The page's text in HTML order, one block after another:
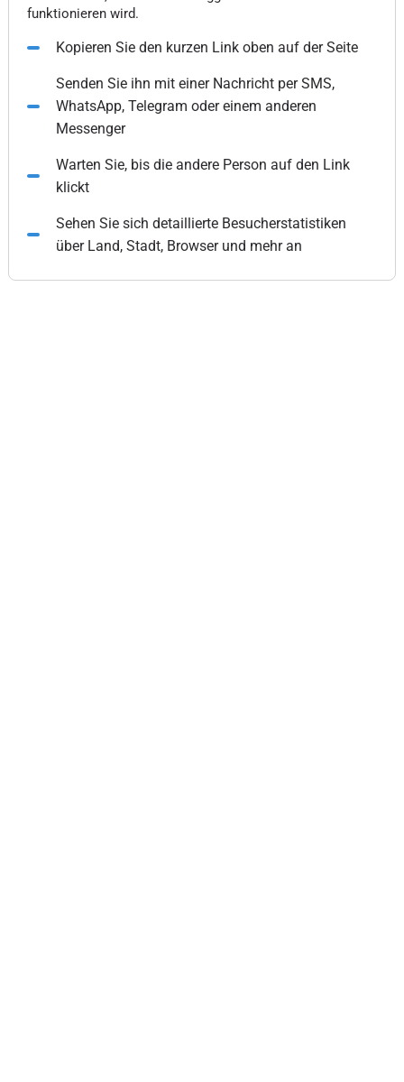
funktionieren wird.
Kopieren Sie den kurzen Link oben auf der Seite
Senden Sie ihn mit einer Nachricht per SMS,
WhatsApp, Telegram oder einem anderen
Messenger
Warten Sie, bis die andere Person auf den Link
klickt
Sehen Sie sich detaillierte Besucherstatistiken
über Land, Stadt, Browser und mehr an